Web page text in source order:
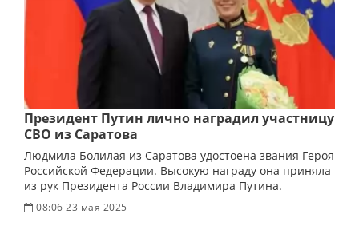
Президент Путин лично наградил участницу
СВО из Саратова
Людмила Болилая из Саратова удостоена звания Героя
Российской Федерации. Высокую награду она приняла
из рук Президента России Владимира Путина.
08:06 23 мая 2025